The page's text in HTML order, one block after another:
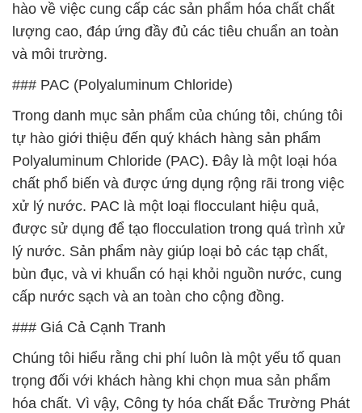
hào về việc cung cấp các sản phẩm hóa chất chất
lượng cao, đáp ứng đầy đủ các tiêu chuẩn an toàn
và môi trường.
### PAC (Polyaluminum Chloride)
Trong danh mục sản phẩm của chúng tôi, chúng tôi
tự hào giới thiệu đến quý khách hàng sản phẩm
Polyaluminum Chloride (PAC). Đây là một loại hóa
chất phổ biến và được ứng dụng rộng rãi trong việc
xử lý nước. PAC là một loại flocculant hiệu quả,
được sử dụng để tạo flocculation trong quá trình xử
lý nước. Sản phẩm này giúp loại bỏ các tạp chất,
bùn đục, và vi khuẩn có hại khỏi nguồn nước, cung
cấp nước sạch và an toàn cho cộng đồng.
### Giá Cả Cạnh Tranh
Chúng tôi hiểu rằng chi phí luôn là một yếu tố quan
trọng đối với khách hàng khi chọn mua sản phẩm
hóa chất. Vì vậy, Công ty hóa chất Đắc Trường Phát